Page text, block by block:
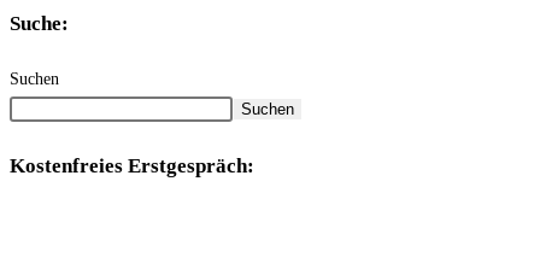
Suche:
Suchen
Suchen
Kostenfreies Erstgespräch: